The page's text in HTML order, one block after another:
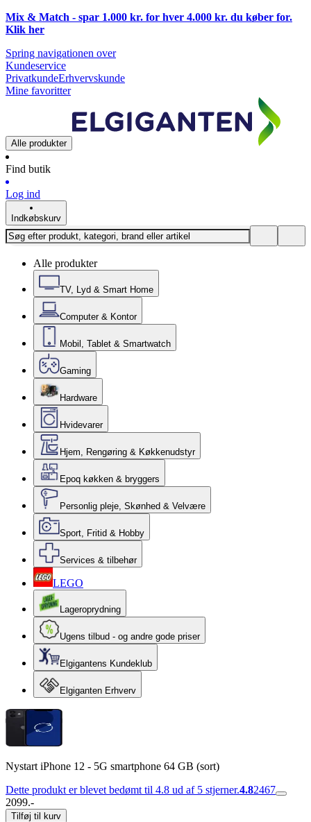
Mix & Match - spar 1.000 kr. for hver 4.000 kr. du køber for.
Klik her
Spring navigationen over
Kundeservice
PrivatkundeErhvervskunde
Mine favoritter
Alle produkter
Find butik
Log ind
Indkøbskurv
Alle produkter
TV, Lyd & Smart Home
Computer & Kontor
Mobil, Tablet & Smartwatch
Gaming
Hardware
Hvidevarer
Hjem, Rengøring & Køkkenudstyr
Epoq køkken & bryggers
Personlig pleje, Skønhed & Velvære
Sport, Fritid & Hobby
Services & tilbehør
LEGO
Lageroprydning
Ugens tilbud - og andre gode priser
Elgigantens Kundeklub
Elgiganten Erhverv
Nystart iPhone 12 - 5G smartphone 64 GB (sort)
Dette produkt er blevet bedømt til 4.8 ud af 5 stjerner.4.82467
2099.-
Tilføj til kurv